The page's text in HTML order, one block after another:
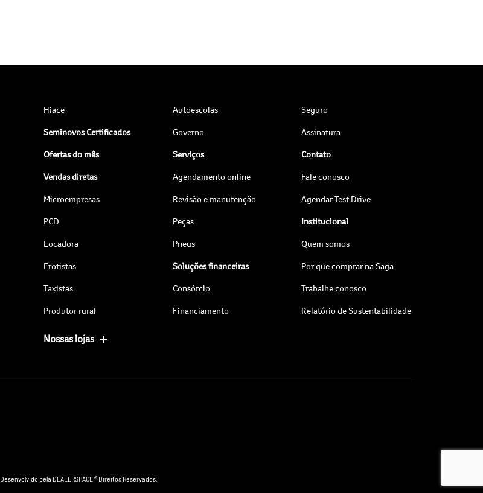
Hiace
Seminovos Certificados
Ofertas do mês
Vendas diretas
Microempresas
PCD
Locadora
Frotistas
Taxistas
Produtor rural
Autoescolas
Governo
Serviços
Agendamento online
Revisão e manutenção
Peças
Pneus
Soluções financeiras
Consórcio
Financiamento
Seguro
Assinatura
Contato
Fale conosco
Agendar Test Drive
Institucional
Quem somos
Por que comprar na Saga
Trabalhe conosco
Relatório de Sustentabilidade
Nossas lojas
Desenvolvido pela DEALERSPACE ® Direitos Reservados.